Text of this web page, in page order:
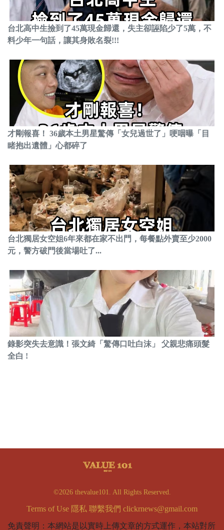
台北高中生撿到了45萬現金歸還，失主卻誣陷少了5萬，不
料少年一句話，讓其身敗名裂!!!
才剛報喜！ 36歲本土男星驚傳「女兒過世了」哽咽曝「目
睹抱出遺體」心都碎了
台北獨居女空姐6年來都在家不出門，每餐點外賣至少2000
元，警方破門後當場吐了...
錄影突失去意識！張文綺「驚傳口吐白沫」 父親悲痛頭髮
全白 !
©2026 thevalue101. All Rights Reserved.
Terms of Use 隱私 聯繫我們 clickrnews@gmail.com
免責聲明：本網站是以實時上傳文章的方式運作，本站對所